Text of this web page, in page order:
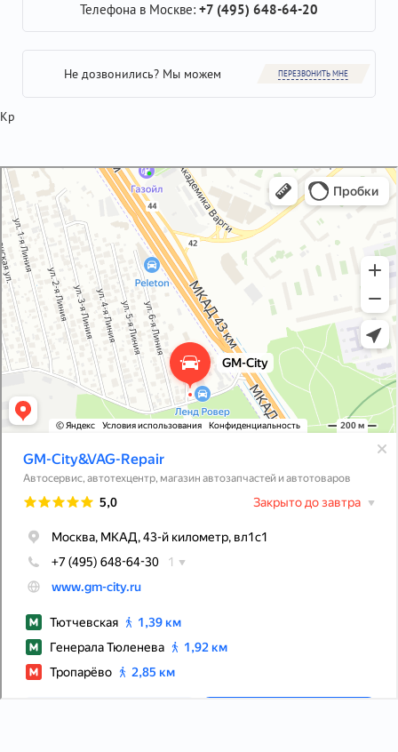
Телефона в Москве: +7 (495) 648-64-20
Не дозвонились? Мы можем ПЕРЕЗВОНИТЬ МНЕ
Кр
GM-City&VAG-Repair
Автосервис, автотехцентр в Москве
Магазин автозапчастей и автотоваров в Москве